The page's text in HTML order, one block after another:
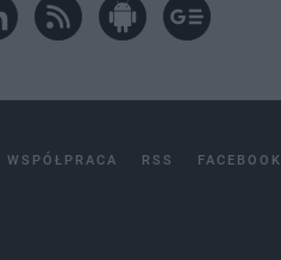
WSPÓŁPRACA RSS FACEBOOK